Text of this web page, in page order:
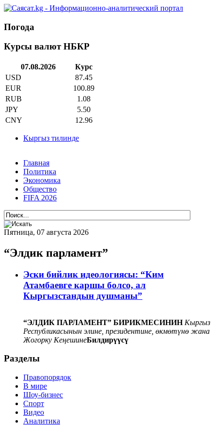
Погода
Курсы валют НБКР
07.08.2026
Курс
USD
87.45
EUR
100.89
RUB
1.08
JPY
5.50
CNY
12.96
Кыргыз тилинде
Главная
Политика
Экономика
Общество
FIFA 2026
Пятница, 07 августа 2026
“Элдик парламент”
Эски бийлик идеологиясы: “Ким
Атамбаевге каршы болсо, ал
Кыргызстандын душманы”
“ЭЛДИК ПАРЛАМЕНТ” БИРИКМЕСИНИН Кыргыз
Республикасынын элине, президентине, өкмөтүнө жана
Жогорку КеңешинеБилдирүүсү
Разделы
Правопорядок
В мире
Шоу-бизнес
Спорт
Видео
Аналитика